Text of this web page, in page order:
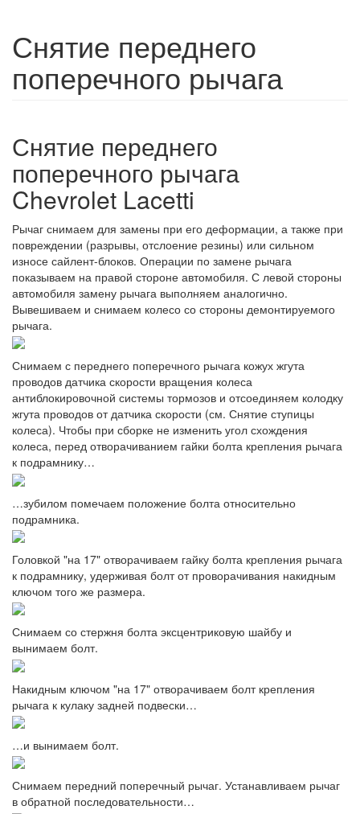
Снятие переднего
поперечного рычага
Снятие переднего
поперечного рычага
Chevrolet Lacetti
Рычаг снимаем для замены при его деформации, а также при
повреждении (разрывы, отслоение резины) или сильном
износе сайлент-блоков. Операции по замене рычага
показываем на правой стороне автомобиля. С левой стороны
автомобиля замену рычага выполняем аналогично.
Вывешиваем и снимаем колесо со стороны демонтируемого
рычага.
Снимаем с переднего поперечного рычага кожух жгута
проводов датчика скорости вращения колеса
антиблокировочной системы тормозов и отсоединяем колодку
жгута проводов от датчика скорости (см. Снятие ступицы
колеса). Чтобы при сборке не изменить угол схождения
колеса, перед отворачиванием гайки болта крепления рычага
к подрамнику…
…зубилом помечаем положение болта относительно
подрамника.
Головкой "на 17" отворачиваем гайку болта крепления рычага
к подрамнику, удерживая болт от проворачивания накидным
ключом того же размера.
Снимаем со стержня болта эксцентриковую шайбу и
вынимаем болт.
Накидным ключом "на 17" отворачиваем болт крепления
рычага к кулаку задней подвески…
…и вынимаем болт.
Снимаем передний поперечный рычаг. Устанавливаем рычаг
в обратной последовательности…